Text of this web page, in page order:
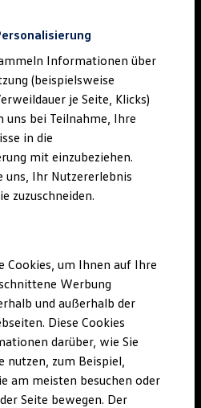
Class bei Volkswagen
finden
Informationen über
(beispielsweise
je Seite, Klicks)
uns bei Teilnahme, Ihre
in die
mit einzubeziehen.
uns, Ihr Nutzererlebnis
zuzuschneiden.
Cookies, um Ihnen auf Ihre
Werbung
und außerhalb der
Diese Cookies
darüber, wie Sie
nutzen, zum Beispiel,
am meisten besuchen oder
Seite bewegen. Der